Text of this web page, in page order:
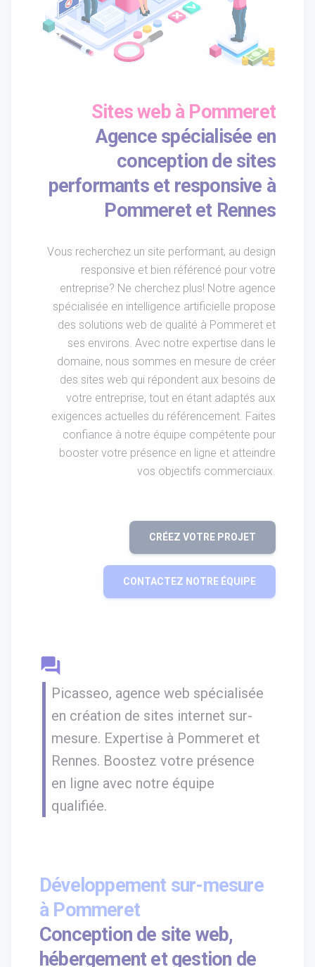
Sites web à Pommeret
Agence spécialisée en
conception de sites
performants et responsive à
Pommeret et Rennes
Vous recherchez un site performant, au design
responsive et bien référencé pour votre
entreprise? Ne cherchez plus! Notre agence
spécialisée en intelligence artificielle propose
des solutions web de qualité à Pommeret et
ses environs. Avec notre expertise dans le
domaine, nous sommes en mesure de créer
des sites web qui répondent aux besoins de
votre entreprise, tout en étant adaptés aux
exigences actuelles du référencement. Faites
confiance à notre équipe compétente pour
booster votre présence en ligne et atteindre
vos objectifs commerciaux.
CRÉEZ VOTRE PROJET
CONTACTEZ NOTRE ÉQUIPE
question_answer
Picasseo, agence web spécialisée
en création de sites internet sur-
mesure. Expertise à Pommeret et
Rennes. Boostez votre présence
en ligne avec notre équipe
qualifiée.
Développement sur-mesure
à Pommeret
Conception de site web,
hébergement et gestion de